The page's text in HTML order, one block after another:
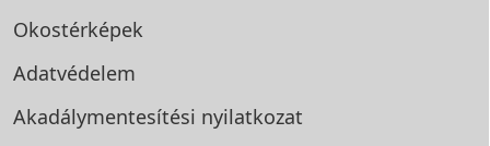
Okostérképek
Adatvédelem
Akadálymentesítési nyilatkozat